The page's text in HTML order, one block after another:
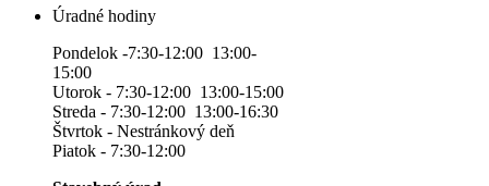
Úradné hodiny
Pondelok -7:30-12:00 13:00-
15:00
Utorok - 7:30-12:00 13:00-15:00
Streda - 7:30-12:00 13:00-16:30
Štvrtok - Nestránkový deň
Piatok - 7:30-12:00